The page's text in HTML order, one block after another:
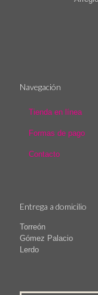
Navegación
Tienda en línea
Formas de pago
Contacto
Entrega a domicilio
Torreón
Gómez Palacio
Lerdo